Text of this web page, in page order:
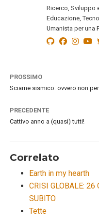
Ricerco, Sviluppo
Educazione,
Umanista per una
PROSSIMO
Sciame sismico: ovvero non
PRECEDENTE
Cattivo anno a (quasi) tutti!
Correlato
Earth in my hearth
CRISI GLOBALE: 26
SUBITO
Tette